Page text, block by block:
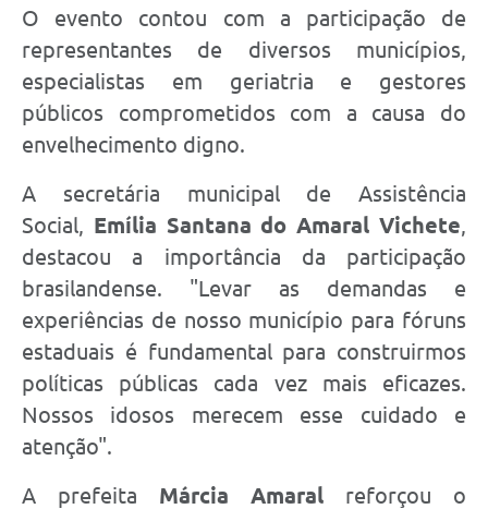
O evento contou com a participação de
representantes de diversos municípios,
especialistas em geriatria e gestores
públicos comprometidos com a causa do
envelhecimento digno.
A secretária municipal de Assistência
Social, Emília Santana do Amaral Vichete
destacou a importância da participação
brasilandense. "Levar as demandas e
experiências de nosso município para fóruns
estaduais é fundamental para construirmos
políticas públicas cada vez mais eficazes.
Nossos idosos merecem esse cuidado e
atenção".
A prefeita Márcia Amaral reforçou o